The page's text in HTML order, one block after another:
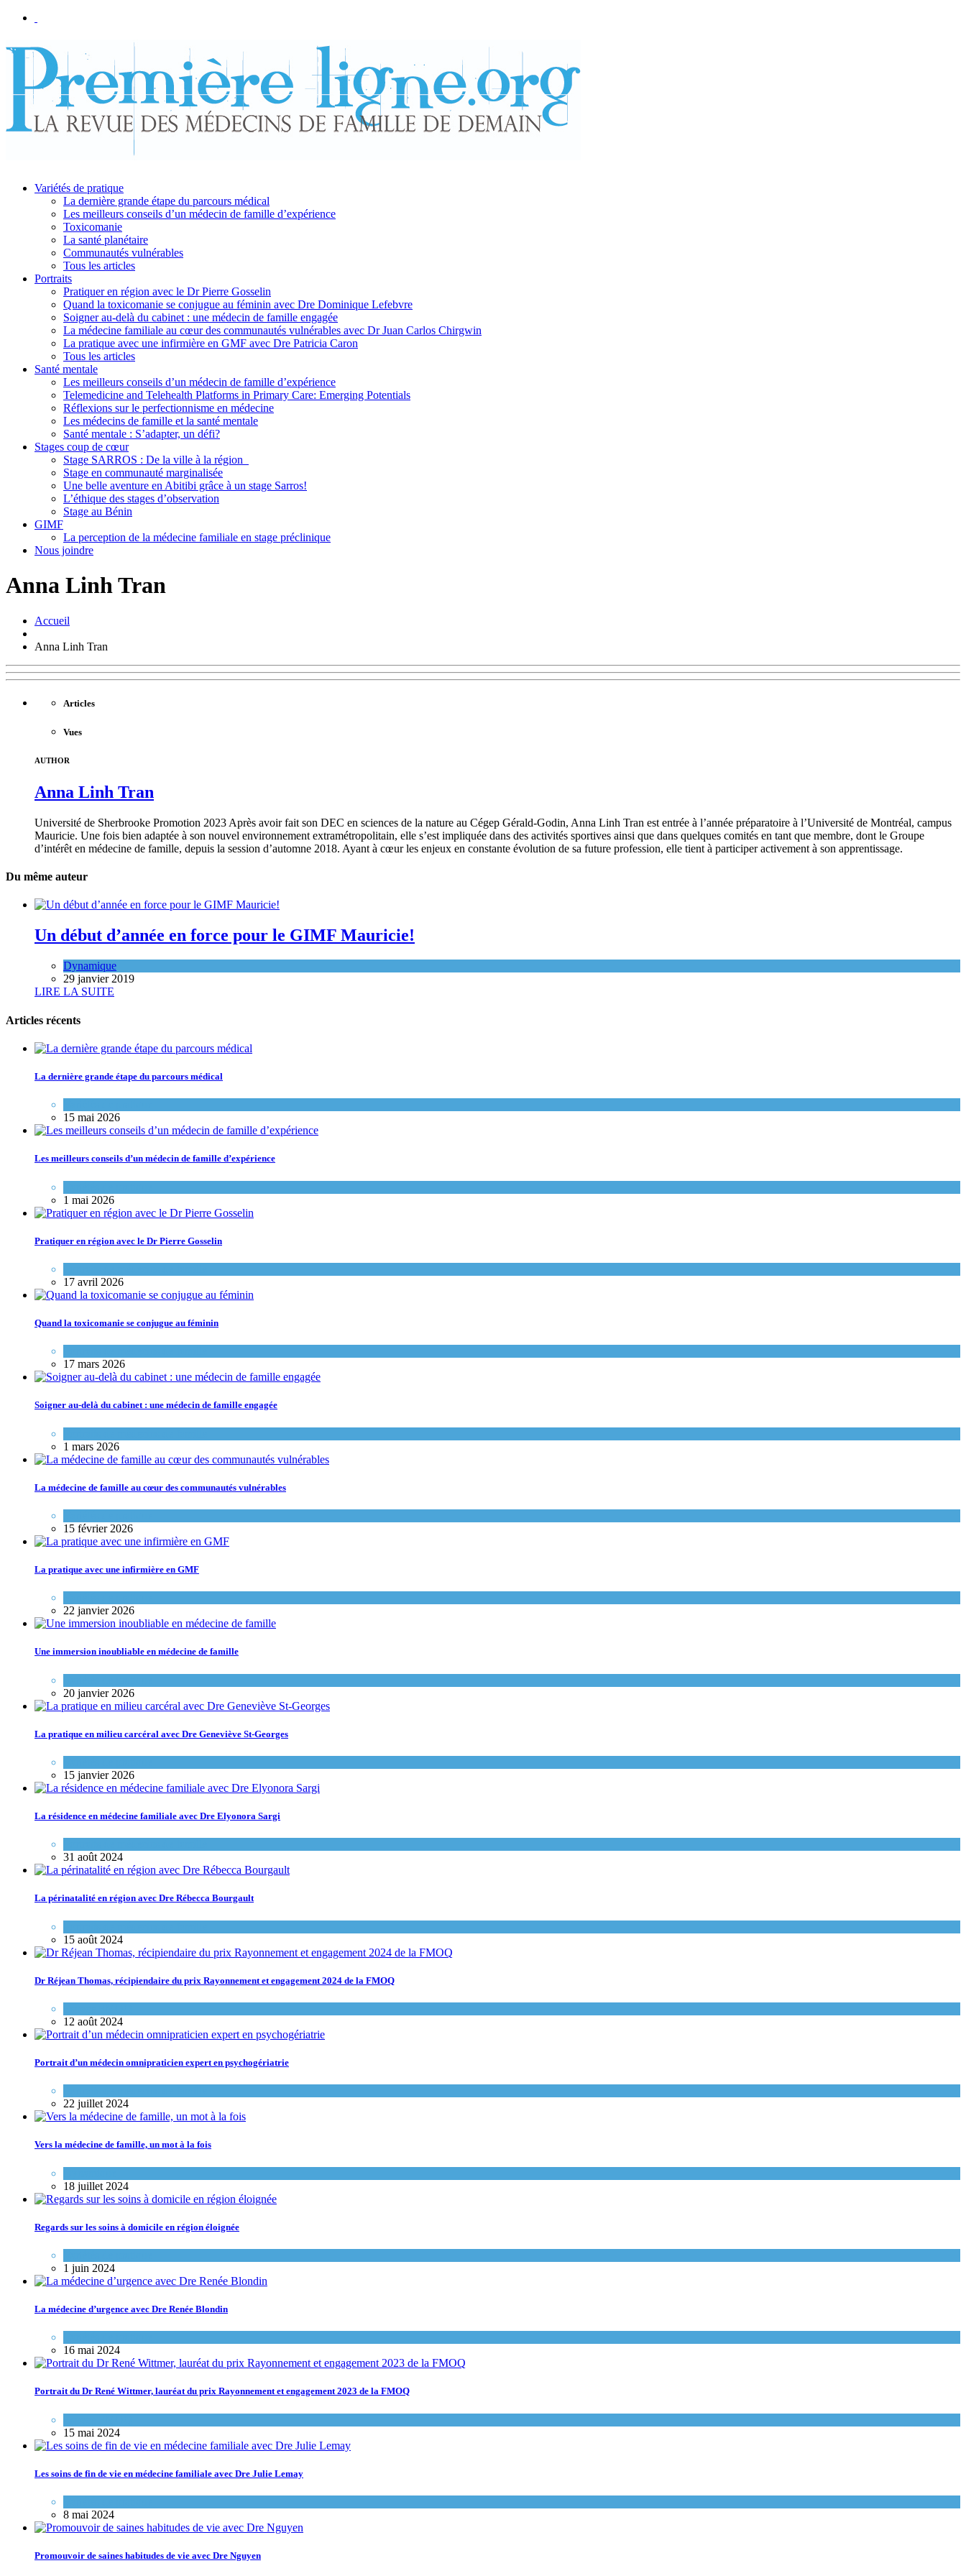
Variétés de pratique
La dernière grande étape du parcours médical
Les meilleurs conseils d’un médecin de famille d’expérience
Toxicomanie
La santé planétaire
Communautés vulnérables
Tous les articles
Portraits
Pratiquer en région avec le Dr Pierre Gosselin
Quand la toxicomanie se conjugue au féminin avec Dre Dominique Lefebvre
Soigner au-delà du cabinet : une médecin de famille engagée
La médecine familiale au cœur des communautés vulnérables avec Dr Juan Carlos Chirgwin
La pratique avec une infirmière en GMF avec Dre Patricia Caron
Tous les articles
Santé mentale
Les meilleurs conseils d’un médecin de famille d’expérience
Telemedicine and Telehealth Platforms in Primary Care: Emerging Potentials
Réflexions sur le perfectionnisme en médecine
Les médecins de famille et la santé mentale
Santé mentale : S’adapter, un défi?
Stages coup de cœur
Stage SARROS : De la ville à la région
Stage en communauté marginalisée
Une belle aventure en Abitibi grâce à un stage Sarros!
L’éthique des stages d’observation
Stage au Bénin
GIMF
La perception de la médecine familiale en stage préclinique
Nous joindre
Anna Linh Tran
Accueil
Anna Linh Tran
Articles
Vues
AUTHOR
Anna Linh Tran
Université de Sherbrooke Promotion 2023 Après avoir fait son DEC en sciences de la nature au Cégep Gérald-Godin, Anna Linh Tran est entrée à l’année préparatoire à l’Université de Montréal, campus
Mauricie. Une fois bien adaptée à son nouvel environnement extramétropolitain, elle s’est impliquée dans des activités sportives ainsi que dans quelques comités en tant que membre, dont le Groupe
d’intérêt en médecine de famille, depuis la session d’automne 2018. Ayant à cœur les enjeux en constante évolution de sa future profession, elle tient à participer activement à son apprentissage.
Du même auteur
Un début d’année en force pour le GIMF Mauricie!
Dynamique
29 janvier 2019
LIRE LA SUITE
Articles récents
La dernière grande étape du parcours médical
15 mai 2026
Les meilleurs conseils d’un médecin de famille d’expérience
1 mai 2026
Pratiquer en région avec le Dr Pierre Gosselin
17 avril 2026
Quand la toxicomanie se conjugue au féminin
17 mars 2026
Soigner au-delà du cabinet : une médecin de famille engagée
1 mars 2026
La médecine de famille au cœur des communautés vulnérables
15 février 2026
La pratique avec une infirmière en GMF
22 janvier 2026
Une immersion inoubliable en médecine de famille
20 janvier 2026
La pratique en milieu carcéral avec Dre Geneviève St-Georges
15 janvier 2026
La résidence en médecine familiale avec Dre Elyonora Sargi
31 août 2024
La périnatalité en région avec Dre Rébecca Bourgault
15 août 2024
Dr Réjean Thomas, récipiendaire du prix Rayonnement et engagement 2024 de la FMOQ
12 août 2024
Portrait d’un médecin omnipraticien expert en psychogériatrie
22 juillet 2024
Vers la médecine de famille, un mot à la fois
18 juillet 2024
Regards sur les soins à domicile en région éloignée
1 juin 2024
La médecine d’urgence avec Dre Renée Blondin
16 mai 2024
Portrait du Dr René Wittmer, lauréat du prix Rayonnement et engagement 2023 de la FMOQ
15 mai 2024
Les soins de fin de vie en médecine familiale avec Dre Julie Lemay
8 mai 2024
Promouvoir de saines habitudes de vie avec Dre Nguyen